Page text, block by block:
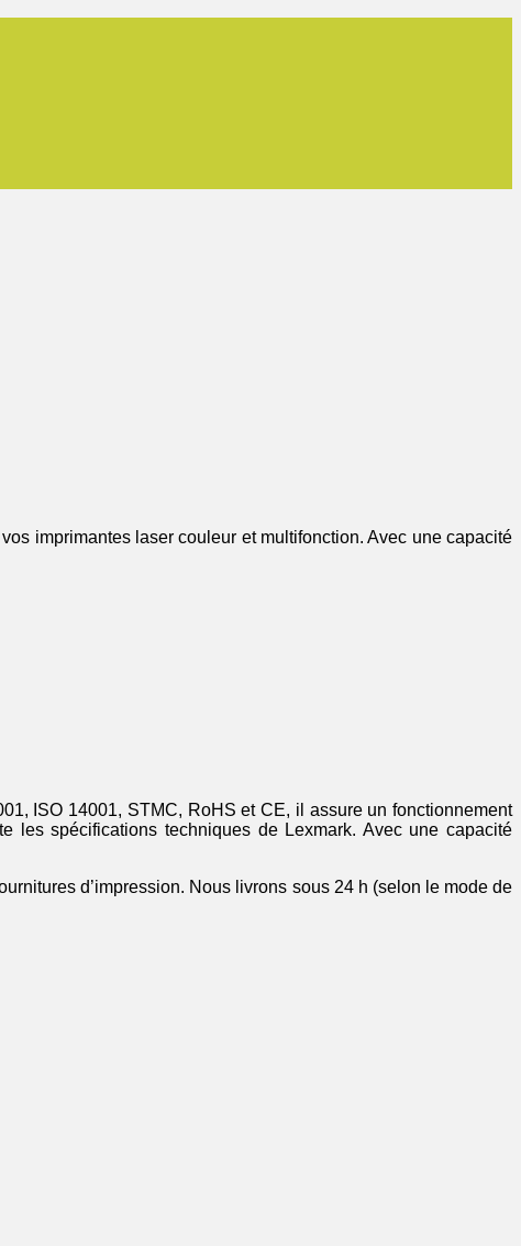
imprimantes laser couleur et multifonction. Avec une capacité
ISO 14001, STMC, RoHS et CE, il assure un fonctionnement
les spécifications techniques de Lexmark. Avec une capacité
d’impression. Nous livrons sous 24 h (selon le mode de